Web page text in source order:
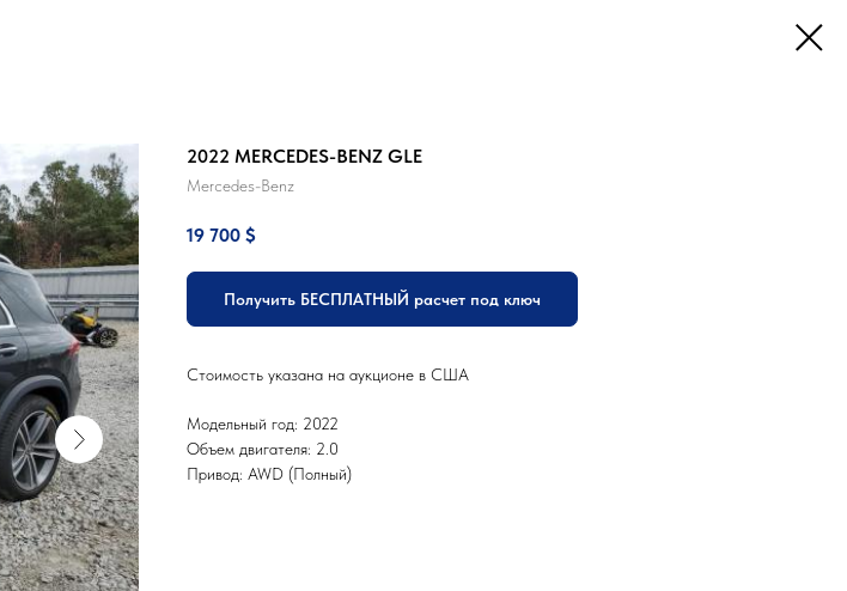
2022 MERCEDES-BENZ GLE
Mercedes-Benz
19 700 $
Получить БЕСПЛАТНЫЙ расчет под ключ
Стоимость указана на аукционе в США
Модельный год: 2022
Объем двигателя: 2.0
Привод: AWD (Полный)